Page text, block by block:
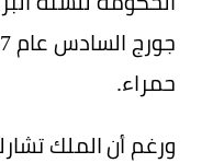
حمراء.